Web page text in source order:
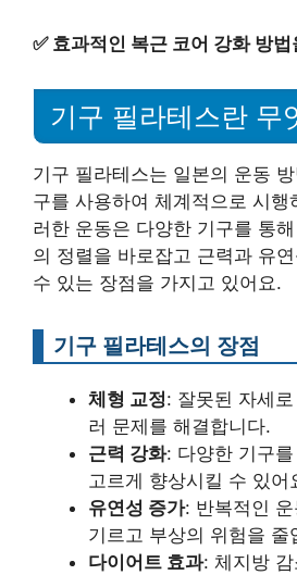
✅ 효과적인 복근 코어 강화 방
기구 필라테스란 무
기구 필라테스는 일본의 운동
구를 사용하여 체계적으로 시행
러한 운동은 다양한 기구를 통
의 정렬을 바로잡고 근력과 유
수 있는 장점을 가지고 있어요.
기구 필라테스의 장점
체형 교정: 잘못된 자세
러 문제를 해결합니다.
근력 강화: 다양한 기구
고르게 향상시킬 수 있어
유연성 증가: 반복적인
기르고 부상의 위험을 줄
다이어트 효과: 체지방